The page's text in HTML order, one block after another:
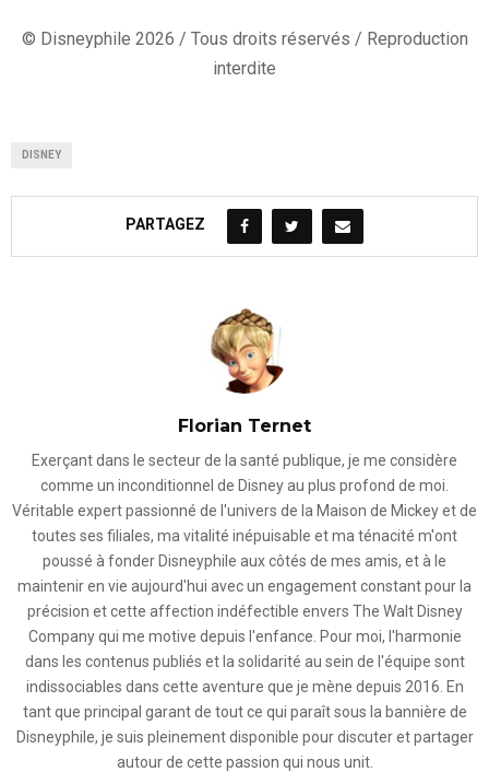
© Disneyphile 2026 / Tous droits réservés / Reproduction
interdite
DISNEY
PARTAGEZ
Florian Ternet
Exerçant dans le secteur de la santé publique, je me considère
comme un inconditionnel de Disney au plus profond de moi.
Véritable expert passionné de l'univers de la Maison de Mickey et de
toutes ses filiales, ma vitalité inépuisable et ma ténacité m'ont
poussé à fonder Disneyphile aux côtés de mes amis, et à le
maintenir en vie aujourd'hui avec un engagement constant pour la
précision et cette affection indéfectible envers The Walt Disney
Company qui me motive depuis l'enfance. Pour moi, l'harmonie
dans les contenus publiés et la solidarité au sein de l'équipe sont
indissociables dans cette aventure que je mène depuis 2016. En
tant que principal garant de tout ce qui paraît sous la bannière de
Disneyphile, je suis pleinement disponible pour discuter et partager
autour de cette passion qui nous unit.